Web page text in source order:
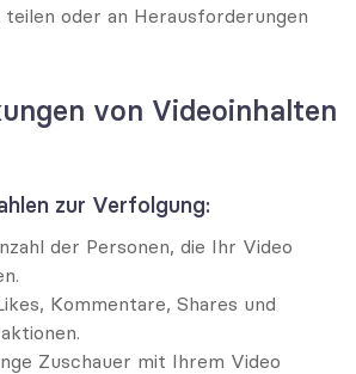
oder an Herausforderungen
von Videoinhalten
zur Verfolgung:
der Personen, die Ihr Video
Kommentare, Shares und
Zuschauer mit Ihrem Video